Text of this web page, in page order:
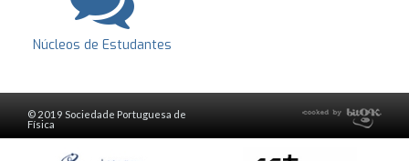
Núcleos de Estudantes
© 2019 Sociedade Portuguesa de
Física